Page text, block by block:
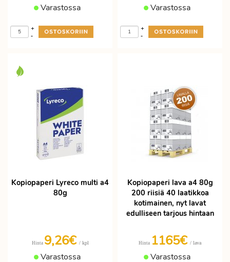
Varastossa
-
+
Varastossa
-
+
Kopiopaperi Lyreco multi a4
80g
Hinta 9,26€ / kpl
Varastossa
Kopiopaperi lava a4 80g
200 riisiä 40 laatikkoa
kotimainen, nyt lavat
edulliseen tarjous hintaan
Hinta 1165€ / lava
Varastossa